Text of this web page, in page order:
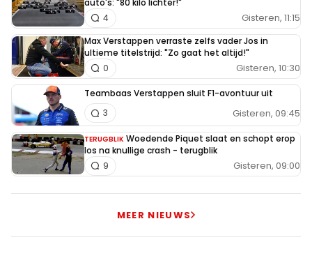
Gisteren, 11:15
4
Max Verstappen verraste zelfs vader Jos in
ultieme titelstrijd: "Zo gaat het altijd!"
Gisteren, 10:30
0
Teambaas Verstappen sluit F1-avontuur uit
Gisteren, 09:45
3
TERUGBLIK Woedende Piquet slaat en schopt erop
los na knullige crash - terugblik
Gisteren, 09:00
9
MEER NIEUWS